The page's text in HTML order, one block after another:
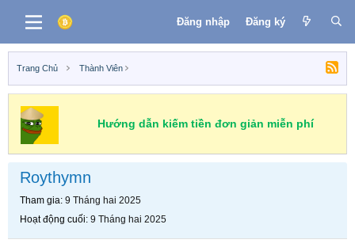
Đăng nhập Đăng ký
Trang Chủ Thành Viên
Hướng dẫn kiếm tiền đơn giản miễn phí
Roythymn
Tham gia 9 Tháng hai 2025
Hoạt động cuối 9 Tháng hai 2025